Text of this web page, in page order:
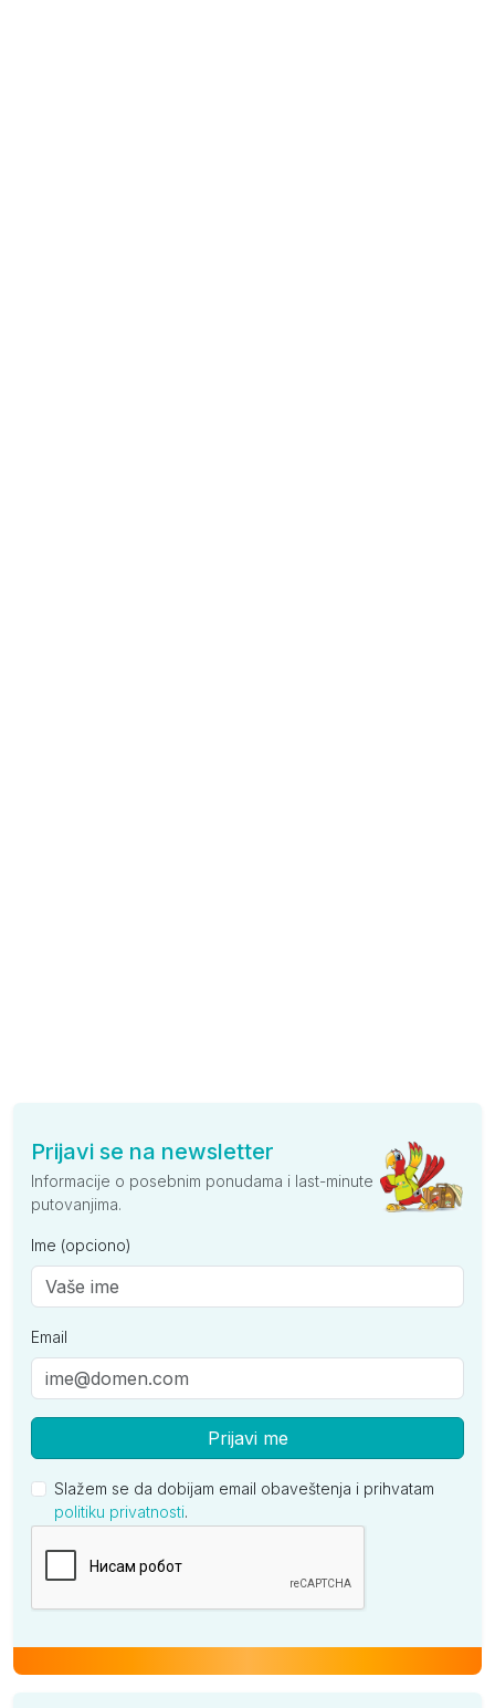
Prijavi se na newsletter
Informacije o posebnim ponudama i last-minute
putovanjima.
Ime (opciono)
Email
Prijavi me
Slažem se da dobijam email obaveštenja i prihvatam
politiku privatnosti.